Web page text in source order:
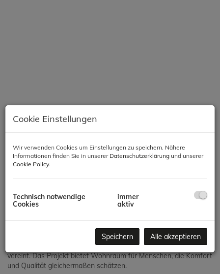
Beschreibung
Nachhaltigkeit
In einer der gefragtesten Lagen des 12. Bezirks entsteht ein
hochwertiges Neubauprojekt mit 66 Wohnungen, das modernes
Wohnen, zeitgemäße Architektur und nachhaltige Bauweise
vereint. Das Projekt bietet Wohnraum für Menschen, die Komfort
und Qualität gleichermaßen schätzen.
Cookie Einstellungen
Wir verwenden Cookies um Einstellungen zu speichern. Nähere
Informationen finden Sie in unserer Datenschutzerklärung und unserer
Cookie Policy.
Technisch notwendige
Cookies
immer
aktiv
Speichern Alle akzeptieren